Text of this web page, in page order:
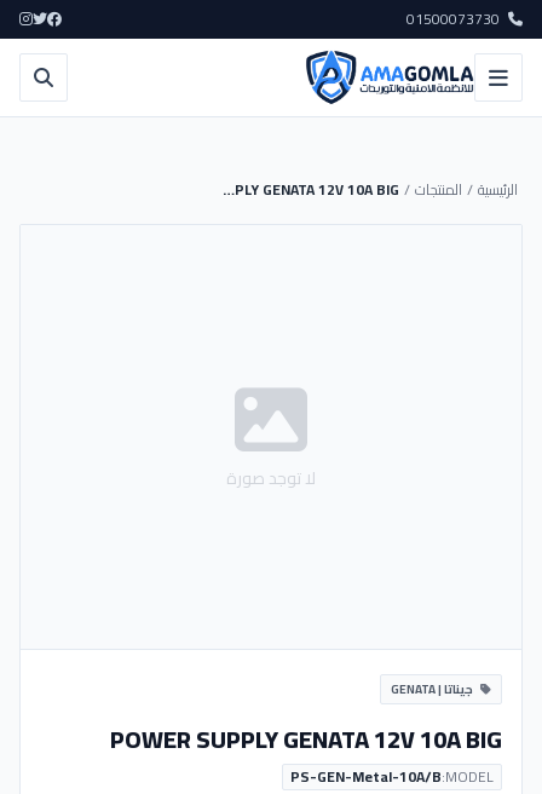
الرئيسية/ المنتجات/
POWER SUPPLY GENATA 12V 10A BIG
لا توجد صورة
جيناتا | GENATA
POWER SUPPLY GENATA 12V 10A BIG
MODEL:
PS-GEN-Metal-10A/B